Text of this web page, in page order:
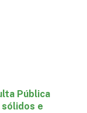
Pública
sólidos e